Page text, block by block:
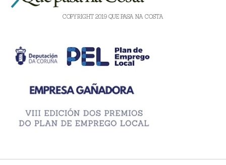
COPYRIGHT 2019 QUE PASA NA COSTA